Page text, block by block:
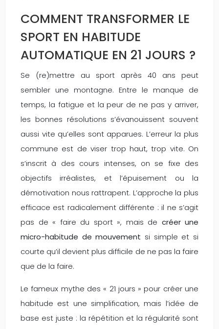
COMMENT TRANSFORMER LE
SPORT EN HABITUDE
AUTOMATIQUE EN 21 JOURS ?
Se (re)mettre au sport après 40 ans peut
sembler une montagne. Entre le manque de
temps, la fatigue et la peur de ne pas y arriver,
les bonnes résolutions s’évanouissent souvent
aussi vite qu’elles sont apparues. L’erreur la plus
commune est de viser trop haut, trop vite. On
s’inscrit à des cours intenses, on se fixe des
objectifs irréalistes, et l’épuisement ou la
démotivation nous rattrapent. L’approche la plus
efficace est radicalement différente : il ne s’agit
pas de « faire du sport », mais de créer une
micro-habitude de mouvement si simple et si
courte qu’il devient plus difficile de ne pas la faire
que de la faire.
Le fameux mythe des « 21 jours » pour créer une
habitude est une simplification, mais l’idée de
base est juste : la répétition et la régularité sont